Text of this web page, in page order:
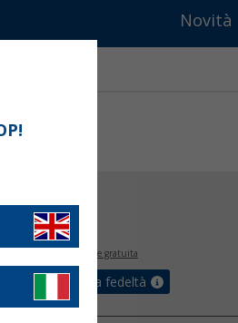
Novità
00€
spedizione gratuita
€ sulla tua carta fedeltà